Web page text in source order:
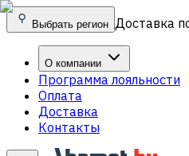
Выбрать регион Доставка
О компании
Программа лояльности
Оплата
Доставка
Контакты